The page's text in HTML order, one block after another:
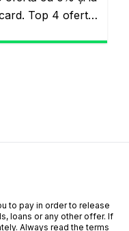
Top 4 oferte
to pay in order to release
loans or any other offer. If
Always read the terms